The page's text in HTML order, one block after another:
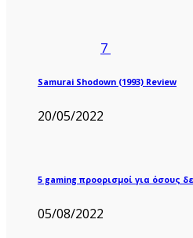
7
Samurai Shodown (1993) Review
20/05/2022
5 gaming προορισμοί για όσους
05/08/2022